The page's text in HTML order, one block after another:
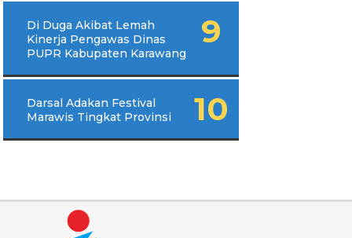
Di Duga Akibat Lemah
Kinerja Pengawas Dinas
PUPR Kabupaten Karawang
Darsal Adakan Festival
Marawis Tingkat Provinsi